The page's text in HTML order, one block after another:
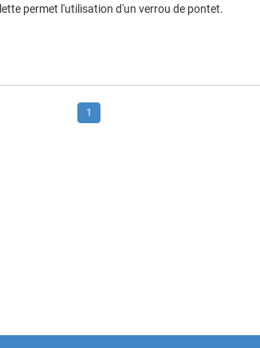
permet l'utilisation d'un verrou de pontet.
1